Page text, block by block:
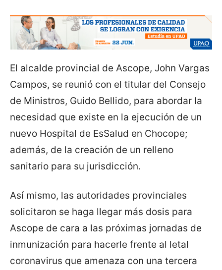
El alcalde provincial de Ascope, John Vargas
Campos, se reunió con el titular del Consejo
de Ministros, Guido Bellido, para abordar la
necesidad que existe en la ejecución de un
nuevo Hospital de EsSalud en Chocope;
además, de la creación de un relleno
sanitario para su jurisdicción.
Así mismo, las autoridades provinciales
solicitaron se haga llegar más dosis para
Ascope de cara a las próximas jornadas de
inmunización para hacerle frente al letal
coronavirus que amenaza con una tercera